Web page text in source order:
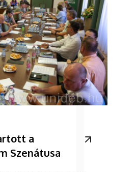
a
Szenátusa